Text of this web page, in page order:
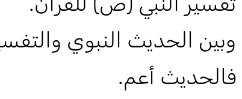
وبين الحديث النبوي
فالحديث أعم.